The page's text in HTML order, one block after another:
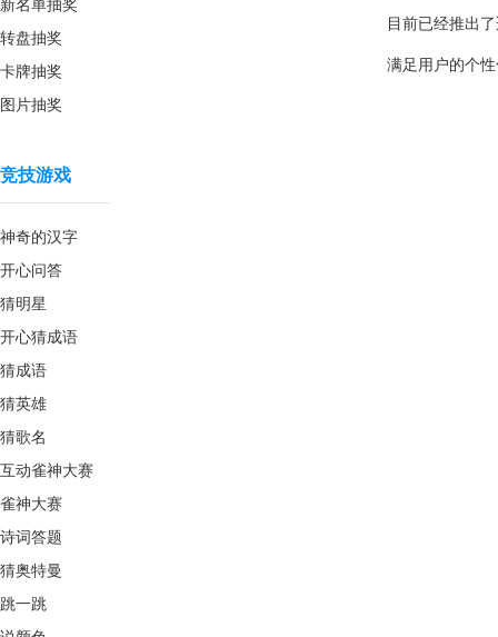
新名单抽奖
转盘抽奖
卡牌抽奖
图片抽奖
竞技游戏
神奇的汉字
开心问答
猜明星
开心猜成语
猜成语
猜英雄
猜歌名
互动雀神大赛
雀神大赛
诗词答题
猜奥特曼
跳一跳
目前已经推出
满足用户的个